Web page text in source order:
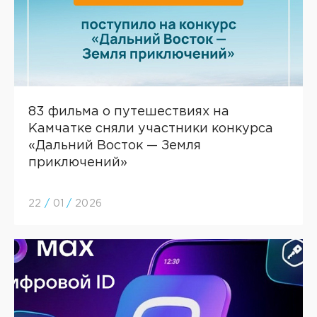
83 фильма о путешествиях на
Камчатке сняли участники конкурса
«Дальний Восток — Земля
приключений»
22 / 01 / 2026